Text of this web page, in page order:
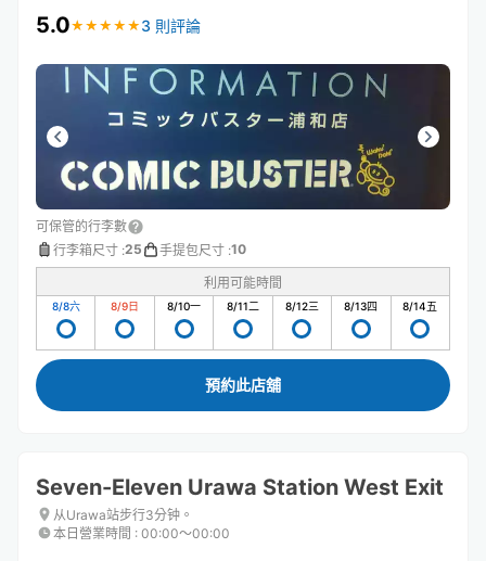
5.0★ ★ ★ ★ ★
★ ★ ★ ★ ★ 3 則評論
可保管的行李數
行李箱尺寸 :25 手提包尺寸 :10
利用可能時間
8/8六 8/9日 8/10一 8/11二 8/12三 8/13四 8/14五
預約此店舖
Seven-Eleven Urawa Station West Exit
从Urawa站步行3分钟。
本日營業時間 : 00:00〜00:00